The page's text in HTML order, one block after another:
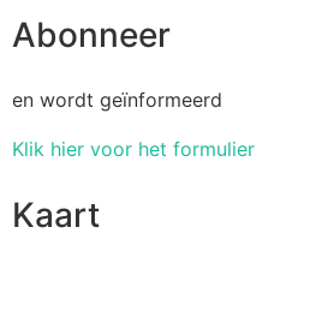
Abonneer
en wordt geïnformeerd
Klik hier voor het formulier
Kaart